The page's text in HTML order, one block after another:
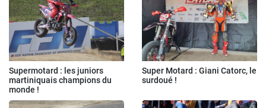
Supermotard : les juniors
martiniquais champions du
monde !
Super Motard : Giani Catorc, le
surdoué !